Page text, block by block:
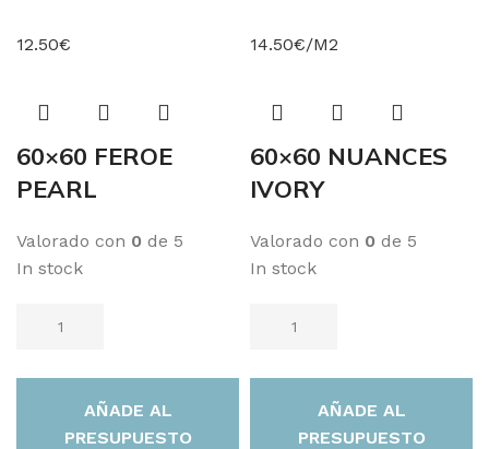
12.50€
60×60 FEROE
PEARL
Valorado con 0 de 5
In stock
AÑADE AL
PRESUPUESTO
14.50€/M2
60×60 NUANCES
IVORY
Valorado con 0 de 5
In stock
AÑADE AL
PRESUPUESTO